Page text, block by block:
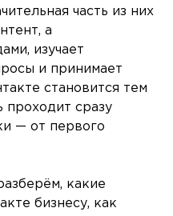
часть из них
а
изучает
и принимает
становится тем
проходит сразу
— от первого
какие
бизнесу, как